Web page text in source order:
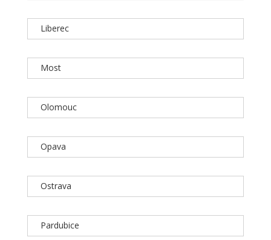
Liberec
Most
Olomouc
Opava
Ostrava
Pardubice